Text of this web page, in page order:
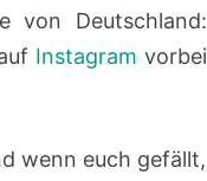
von Deutschland:
Instagram vorbei
wenn euch gefällt,